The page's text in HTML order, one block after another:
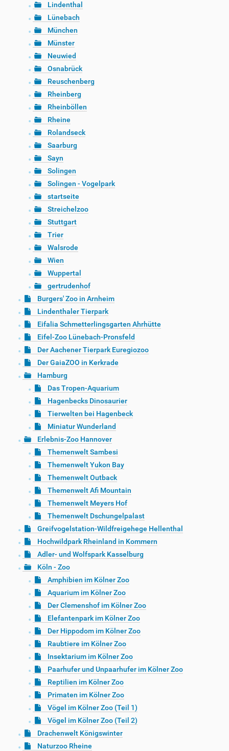
Lindenthal
Lünebach
München
Münster
Neuwied
Osnabrück
Reuschenberg
Rheinberg
Rheinböllen
Rheine
Rolandseck
Saarburg
Sayn
Solingen
Solingen - Vogelpark
startseite
Streichelzoo
Stuttgart
Trier
Walsrode
Wien
Wuppertal
gertrudenhof
Burgers' Zoo in Arnheim
Lindenthaler Tierpark
Eifalia Schmetterlingsgarten Ahrhütte
Eifel-Zoo Lünebach-Pronsfeld
Der Aachener Tierpark Euregiozoo
Der GaiaZOO in Kerkrade
Hamburg
Das Tropen-Aquarium
Hagenbecks Dinosaurier
Tierwelten bei Hagenbeck
Miniatur Wunderland
Erlebnis-Zoo Hannover
Themenwelt Sambesi
Themenwelt Yukon Bay
Themenwelt Outback
Themenwelt Afi Mountain
Themenwelt Meyers Hof
Themenwelt Dschungelpalast
Greifvogelstation-Wildfreigehege Hellenthal
Hochwildpark Rheinland in Kommern
Adler- und Wolfspark Kasselburg
Köln - Zoo
Amphibien im Kölner Zoo
Aquarium im Kölner Zoo
Der Clemenshof im Kölner Zoo
Elefantenpark im Kölner Zoo
Der Hippodom im Kölner Zoo
Raubtiere im Kölner Zoo
Insektarium im Kölner Zoo
Paarhufer und Unpaarhufer im Kölner Zoo
Reptilien im Kölner Zoo
Primaten im Kölner Zoo
Vögel im Kölner Zoo (Teil 1)
Vögel im Kölner Zoo (Teil 2)
Drachenwelt Königswinter
Naturzoo Rheine